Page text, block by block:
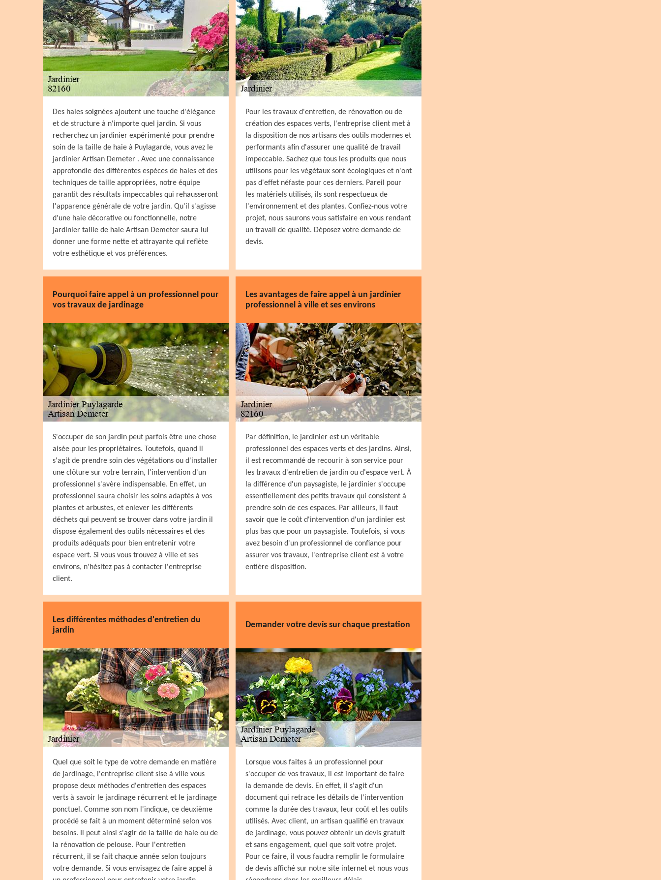
Des haies soignées ajoutent une touche d'élégance
et de structure à n'importe quel jardin. Si vous
recherchez un jardinier expérimenté pour prendre
soin de la taille de haie à Puylagarde, vous avez le
jardinier Artisan Demeter . Avec une connaissance
approfondie des différentes espèces de haies et des
techniques de taille appropriées, notre équipe
garantit des résultats impeccables qui rehausseront
l'apparence générale de votre jardin. Qu'il s'agisse
d'une haie décorative ou fonctionnelle, notre
jardinier taille de haie Artisan Demeter saura lui
donner une forme nette et attrayante qui reflète
votre esthétique et vos préférences.
Pour les travaux d'entretien, de rénovation ou de
création des espaces verts, l'entreprise client met à
la disposition de nos artisans des outils modernes et
performants afin d'assurer une qualité de travail
impeccable. Sachez que tous les produits que nous
utilisons pour les végétaux sont écologiques et n'ont
pas d'effet néfaste pour ces derniers. Pareil pour
les matériels utilisés, ils sont respectueux de
l'environnement et des plantes. Confiez-nous votre
projet, nous saurons vous satisfaire en vous rendant
un travail de qualité. Déposez votre demande de
devis.
Pourquoi faire appel à un professionnel pour
vos travaux de jardinage
S'occuper de son jardin peut parfois être une chose
aisée pour les propriétaires. Toutefois, quand il
s'agit de prendre soin des végétations ou d'installer
une clôture sur votre terrain, l'intervention d'un
professionnel s'avère indispensable. En effet, un
professionnel saura choisir les soins adaptés à vos
plantes et arbustes, et enlever les différents
déchets qui peuvent se trouver dans votre jardin il
dispose également des outils nécessaires et des
produits adéquats pour bien entretenir votre
espace vert. Si vous vous trouvez à ville et ses
environs, n'hésitez pas à contacter l'entreprise
client.
Les avantages de faire appel à un jardinier
professionnel à ville et ses environs
Par définition, le jardinier est un véritable
professionnel des espaces verts et des jardins. Ainsi,
il est recommandé de recourir à son service pour
les travaux d'entretien de jardin ou d'espace vert. À
la différence d'un paysagiste, le jardinier s'occupe
essentiellement des petits travaux qui consistent à
prendre soin de ces espaces. Par ailleurs, il faut
savoir que le coût d'intervention d'un jardinier est
plus bas que pour un paysagiste. Toutefois, si vous
avez besoin d'un professionnel de confiance pour
assurer vos travaux, l'entreprise client est à votre
entière disposition.
Les différentes méthodes d'entretien du
jardin
Quel que soit le type de votre demande en matière
de jardinage, l'entreprise client sise à ville vous
propose deux méthodes d'entretien des espaces
verts à savoir le jardinage récurrent et le jardinage
ponctuel. Comme son nom l'indique, ce deuxième
procédé se fait à un moment déterminé selon vos
besoins. Il peut ainsi s'agir de la taille de haie ou de
la rénovation de pelouse. Pour l'entretien
récurrent, il se fait chaque année selon toujours
votre demande. Si vous envisagez de faire appel à
Demander votre devis sur chaque prestation
Lorsque vous faites à un professionnel pour
s'occuper de vos travaux, il est important de faire
la demande de devis. En effet, il s'agit d'un
document qui retrace les détails de l'intervention
comme la durée des travaux, leur coût et les outils
utilisés. Avec client, un artisan qualifié en travaux
de jardinage, vous pouvez obtenir un devis gratuit
et sans engagement, quel que soit votre projet.
Pour ce faire, il vous faudra remplir le formulaire
de devis affiché sur notre site internet et nous vous